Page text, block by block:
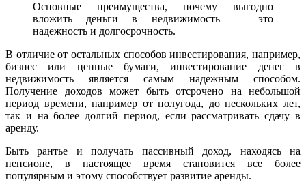
Основные преимущества, почему выгодно
вложить деньги в недвижимость — это
надежность и долгосрочность.
В отличие от остальных способов инвестирования, например,
бизнес или ценные бумаги, инвестирование денег в
недвижимость является самым надежным способом.
Получение доходов может быть отсрочено на небольшой
период времени, например от полугода, до нескольких лет,
так и на более долгий период, если рассматривать сдачу в
аренду.
Быть рантье и получать пассивный доход, находясь на
пенсионе, в настоящее время становится все более
популярным и этому способствует развитие аренды.